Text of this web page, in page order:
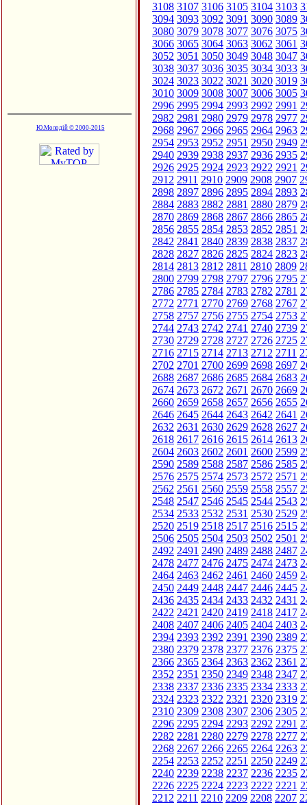
Ю.Молодій © 2000-2015
3108 3107 3106 3105 3104 3103
3094 3093 3092 3091 3090 3089
3080 3079 3078 3077 3076 3075
3066 3065 3064 3063 3062 3061
3052 3051 3050 3049 3048 3047
3038 3037 3036 3035 3034 3033
3024 3023 3022 3021 3020 3019
3010 3009 3008 3007 3006 3005
2996 2995 2994 2993 2992 2991
2982 2981 2980 2979 2978 2977
2968 2967 2966 2965 2964 2963
2954 2953 2952 2951 2950 2949
2940 2939 2938 2937 2936 2935
2926 2925 2924 2923 2922 2921
2912 2911 2910 2909 2908 2907
2898 2897 2896 2895 2894 2893
2884 2883 2882 2881 2880 2879
2870 2869 2868 2867 2866 2865
2856 2855 2854 2853 2852 2851
2842 2841 2840 2839 2838 2837
2828 2827 2826 2825 2824 2823
2814 2813 2812 2811 2810 2809
2800 2799 2798 2797 2796 2795
2786 2785 2784 2783 2782 2781
2772 2771 2770 2769 2768 2767
2758 2757 2756 2755 2754 2753
2744 2743 2742 2741 2740 2739
2730 2729 2728 2727 2726 2725
2716 2715 2714 2713 2712 2711
2702 2701 2700 2699 2698 2697
2688 2687 2686 2685 2684 2683
2674 2673 2672 2671 2670 2669
2660 2659 2658 2657 2656 2655
2646 2645 2644 2643 2642 2641
2632 2631 2630 2629 2628 2627
2618 2617 2616 2615 2614 2613
2604 2603 2602 2601 2600 2599
2590 2589 2588 2587 2586 2585
2576 2575 2574 2573 2572 2571
2562 2561 2560 2559 2558 2557
2548 2547 2546 2545 2544 2543
2534 2533 2532 2531 2530 2529
2520 2519 2518 2517 2516 2515
2506 2505 2504 2503 2502 2501
2492 2491 2490 2489 2488 2487
2478 2477 2476 2475 2474 2473
2464 2463 2462 2461 2460 2459
2450 2449 2448 2447 2446 2445
2436 2435 2434 2433 2432 2431
2422 2421 2420 2419 2418 2417
2408 2407 2406 2405 2404 2403
2394 2393 2392 2391 2390 2389
2380 2379 2378 2377 2376 2375
2366 2365 2364 2363 2362 2361
2352 2351 2350 2349 2348 2347
2338 2337 2336 2335 2334 2333
2324 2323 2322 2321 2320 2319
2310 2309 2308 2307 2306 2305
2296 2295 2294 2293 2292 2291
2282 2281 2280 2279 2278 2277
2268 2267 2266 2265 2264 2263
2254 2253 2252 2251 2250 2249
2240 2239 2238 2237 2236 2235
2226 2225 2224 2223 2222 2221
2212 2211 2210 2209 2208 2207